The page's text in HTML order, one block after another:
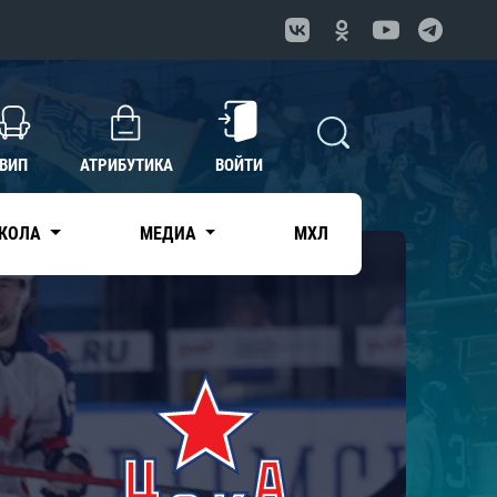
ВИП АТРИБУТИКА ВОЙТИ
МЕДИА МХЛ